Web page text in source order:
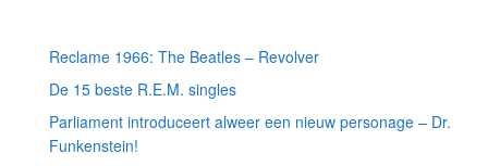
Reclame 1966: The Beatles – Revolver
De 15 beste R.E.M. singles
Parliament introduceert alweer een nieuw personage – Dr.
Funkenstein!